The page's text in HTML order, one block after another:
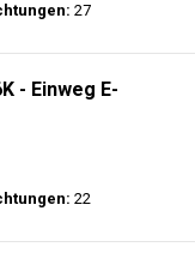
27
- Einweg E-
22